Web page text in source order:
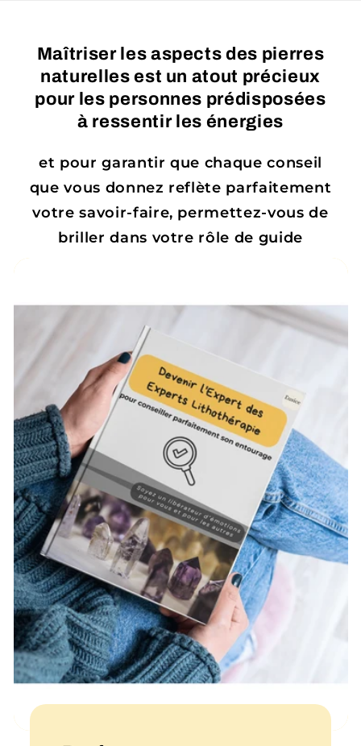
Maîtriser les aspects des pierres
naturelles est un atout précieux
pour les personnes prédisposées
à ressentir les énergies
et pour garantir que chaque conseil
que vous donnez reflète parfaitement
votre savoir-faire, permettez-vous de
briller dans votre rôle de guide